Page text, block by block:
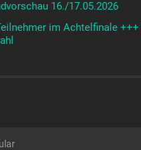
16./17.05.2026
im Achtelfinale